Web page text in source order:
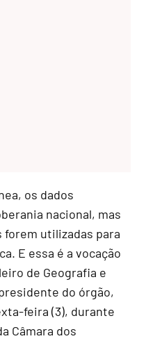
os dados
nacional, mas
utilizadas para
E essa é a vocação
de Geografia e
do órgão,
feira (3), durante
Câmara dos